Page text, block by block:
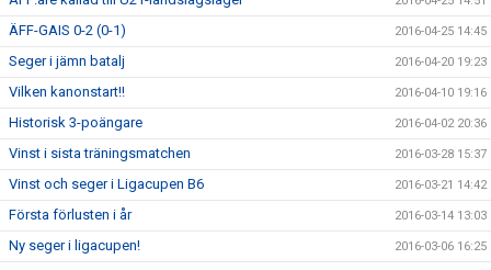
ÄFF-GAIS 0-2 (0-1) 2016-04-25 14:45
Seger i jämn batalj 2016-04-20 19:23
Vilken kanonstart!! 2016-04-10 19:16
Historisk 3-poängare 2016-04-02 20:36
Vinst i sista träningsmatchen 2016-03-28 15:37
Vinst och seger i Ligacupen B6 2016-03-21 14:42
Första förlusten i år 2016-03-14 13:03
Ny seger i ligacupen! 2016-03-06 16:25